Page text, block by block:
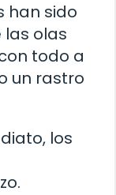
han sido
olas
todo a
un rastro
los